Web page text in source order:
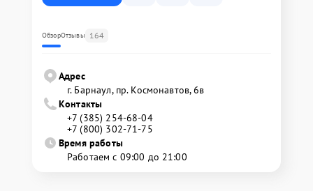
ОбзорОтзывы 164
Адрес
г. Барнаул, ​пр. Космонавтов, 6в
Контакты
+7 (385) 254-68-04
+7 (800) 302-71-75
Время работы
Работаем с 09:00 до 21:00